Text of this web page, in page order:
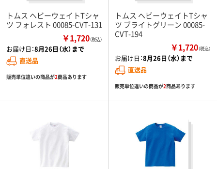
トムス ヘビーウェイトTシャ
ツ フォレスト 00085-CVT-131
￥1,720（税込）
お届け日：8月26日（水）まで
直送品
販売単位違いの商品が2商品あります
トムス ヘビーウェイトTシャ
ツ ブライトグリーン 00085-
CVT-194
￥1,720（税込）
お届け日：8月26日（水）まで
直送品
販売単位違いの商品が2商品あります